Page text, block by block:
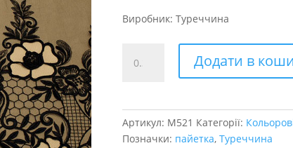
Виробник: Туреччина
макраме
Додати в
Артикул: M521 Категорії:
Позначки: пайетка, Туреччина